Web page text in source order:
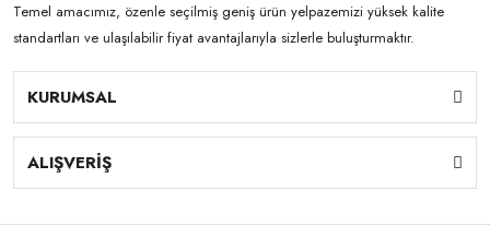
Temel amacımız, özenle seçilmiş geniş ürün yelpazemizi yüksek kalite
standartları ve ulaşılabilir fiyat avantajlarıyla sizlerle buluşturmaktır.
KURUMSAL
ALIŞVERİŞ